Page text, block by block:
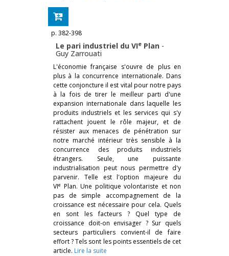
p. 382-398
Le pari industriel du VIe Plan -
Guy Zarrouati
L'économie française s'ouvre de plus en
plus à la concurrence internationale. Dans
cette conjoncture il est vital pour notre pays
à la fois de tirer le meilleur parti d'une
expansion internationale dans laquelle les
produits industriels et les services qui s'y
rattachent jouent le rôle majeur, et de
résister aux menaces de pénétration sur
notre marché intérieur très sensible à la
concurrence des produits industriels
étrangers. Seule, une puissante
industrialisation peut nous permettre d'y
parvenir. Telle est l'option majeure du
VIe Plan. Une politique volontariste et non
pas de simple accompagnement de la
croissance est nécessaire pour cela. Quels
en sont les facteurs ? Quel type de
croissance doit-on envisager ? Sur quels
secteurs particuliers convient-il de faire
effort ? Tels sont les points essentiels de cet
article. Lire la suite